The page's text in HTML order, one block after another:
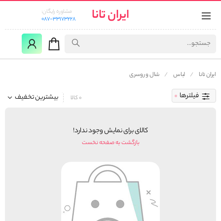
ایران تانا
مشاوره رایگان:
087-33173228
ایران تانا لباس شال و روسری
فیلترها بیشترین تخفیف 0 کالا
کالای برای نمایش وجود ندارد!
بازگشت به صفحه نخست